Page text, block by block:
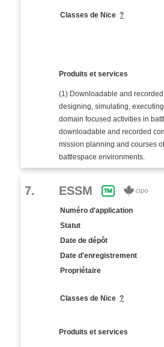
Classes de Nice?
Produits et services
(1) Downloadable and
designing, simulating,
domain focused activities in
downloadable and recorded
mission planning and courses
battlespace environments.
7. ESSM
Numéro d'application
Statut
Date de dépôt
Date d'enregistrement
Propriétaire
Classes de Nice?
Produits et services